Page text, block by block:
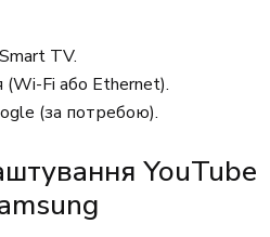
TV.
Fi або Ethernet).
(за потребою).
YouTube